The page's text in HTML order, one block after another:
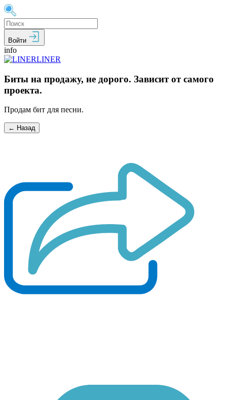
Войти
info
LINER
Биты на продажу, не дорого. Зависит от самого
проекта.
Продам бит для песни.
← Назад